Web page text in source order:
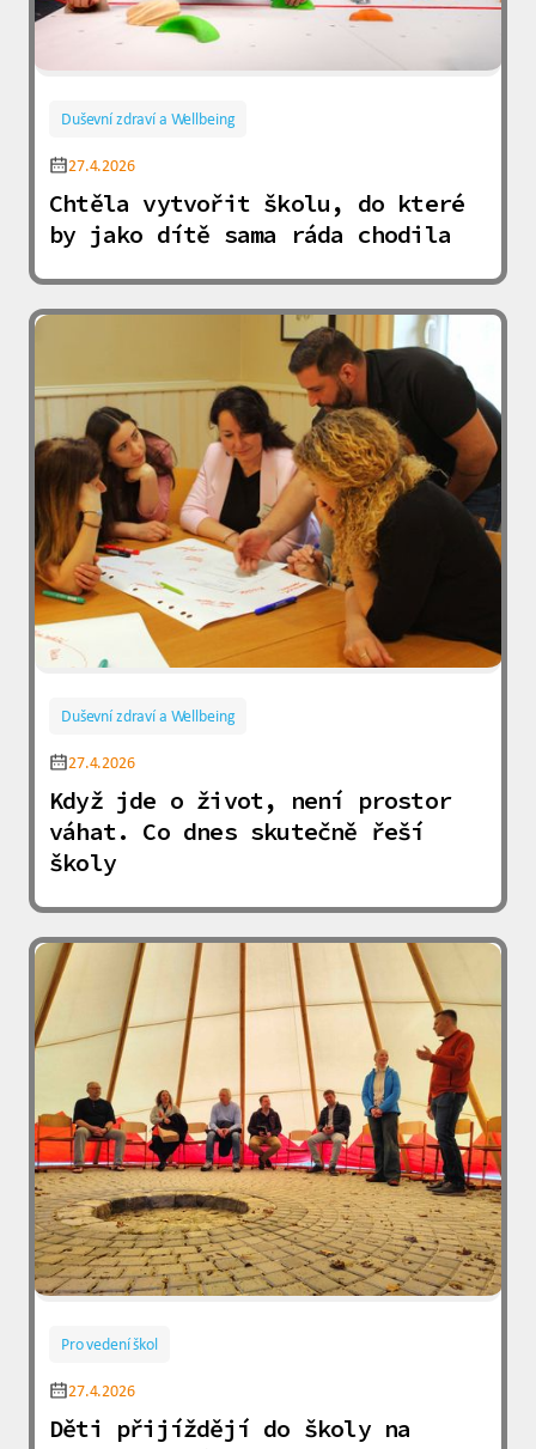
Duševní zdraví a Wellbeing
27.4.2026
Chtěla vytvořit školu, do které
by jako dítě sama ráda chodila
Duševní zdraví a Wellbeing
27.4.2026
Když jde o život, není prostor
váhat. Co dnes skutečně řeší
školy
Pro vedení škol
27.4.2026
Děti přijíždějí do školy na